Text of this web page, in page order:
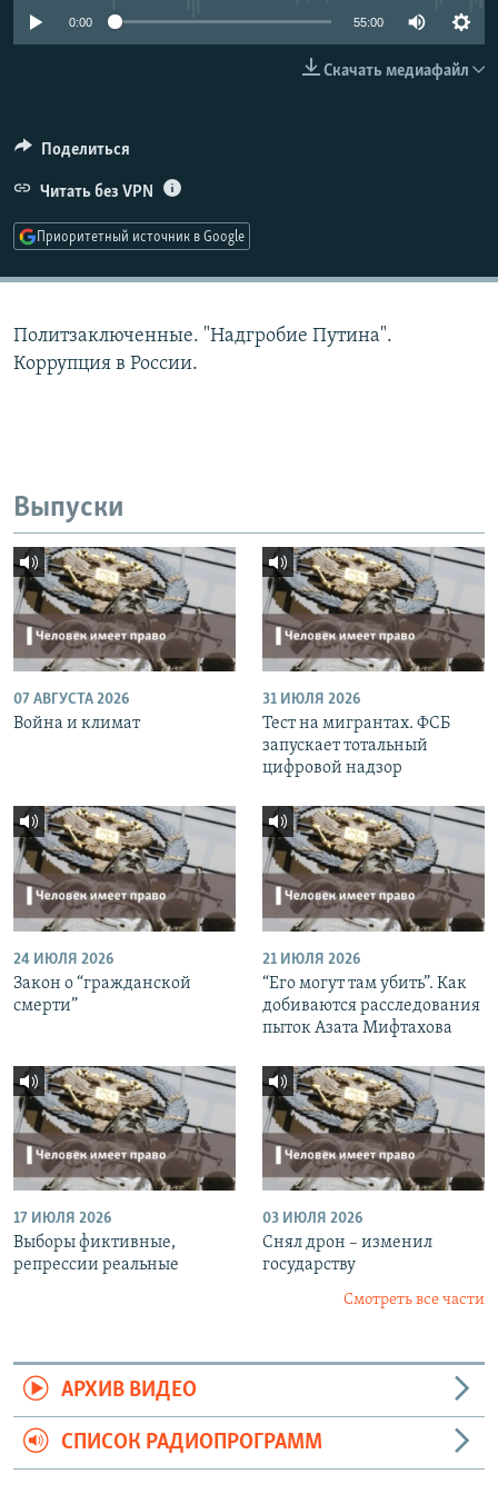
РАСПИСАНИЕ ВЕЩАНИЯ
0:00 55:00
Скачать медиафайл
Поделиться
Читать без VPN
Приоритетный источник в Google
Политзаключенные. "Надгробие Путина".
Коррупция в России.
Выпуски
07 АВГУСТА 2026
Война и климат
31 ИЮЛЯ 2026
Тест на мигрантах. ФСБ
запускает тотальный
цифровой надзор
24 ИЮЛЯ 2026
Закон о “гражданской
смерти”
21 ИЮЛЯ 2026
“Его могут там убить”. Как
добиваются расследования
пыток Азата Мифтахова
17 ИЮЛЯ 2026
Выборы фиктивные,
репрессии реальные
03 ИЮЛЯ 2026
Снял дрон – изменил
государству
Смотреть все части
АРХИВ ВИДЕО
СПИСОК РАДИОПРОГРАММ